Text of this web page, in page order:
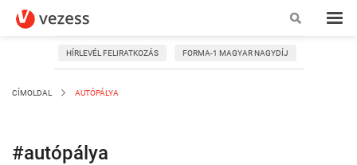
HÍRLEVÉL FELIRATKOZÁS FORMA-1 MAGYAR NAGYDÍJ
CÍMOLDAL AUTÓPÁLYA
#autópálya